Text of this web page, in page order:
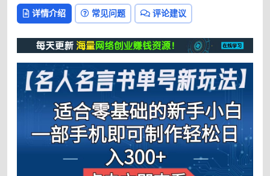
详情介绍 常见问题 评论建议